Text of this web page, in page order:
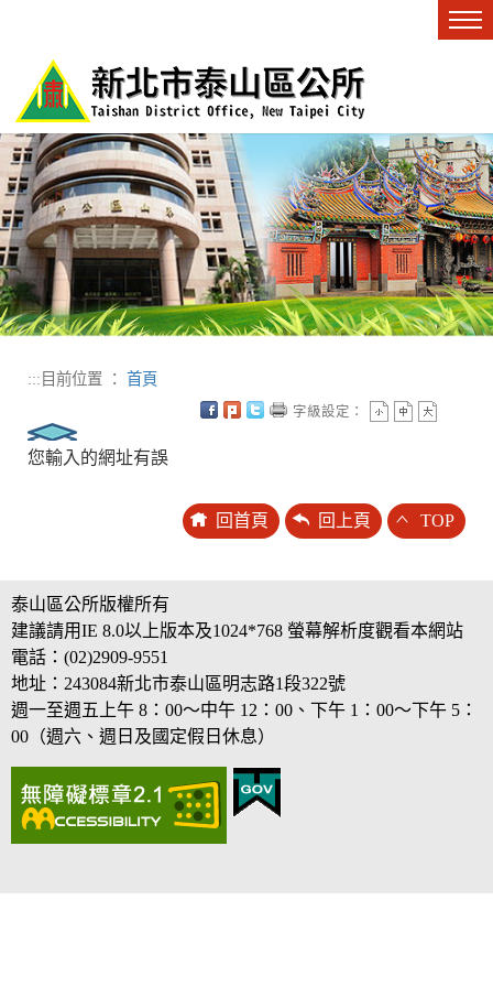
::: 目前位置 ： 首頁
字級設定：
您輸入的網址有誤
回首頁 回上頁 TOP
泰山區公所版權所有
建議請用IE 8.0以上版本及1024*768 螢幕解析度觀看本網站
電話：(02)2909-9551
地址：243084新北市泰山區明志路1段322號
週一至週五上午 8：00～中午 12：00、下午 1：00～下午 5：
00（週六、週日及國定假日休息）